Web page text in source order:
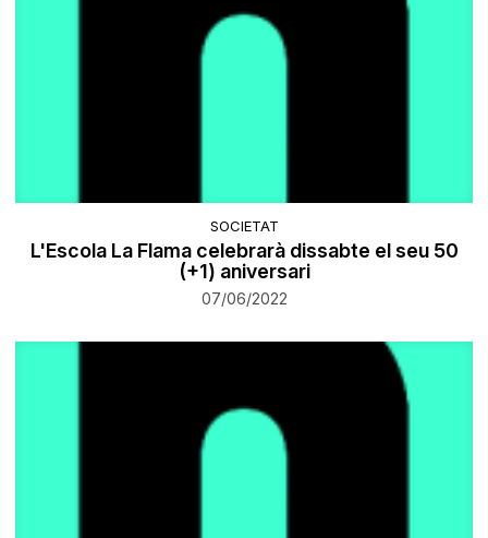
SOCIETAT
L'Escola La Flama celebrarà dissabte el seu 50
(+1) aniversari
07/06/2022